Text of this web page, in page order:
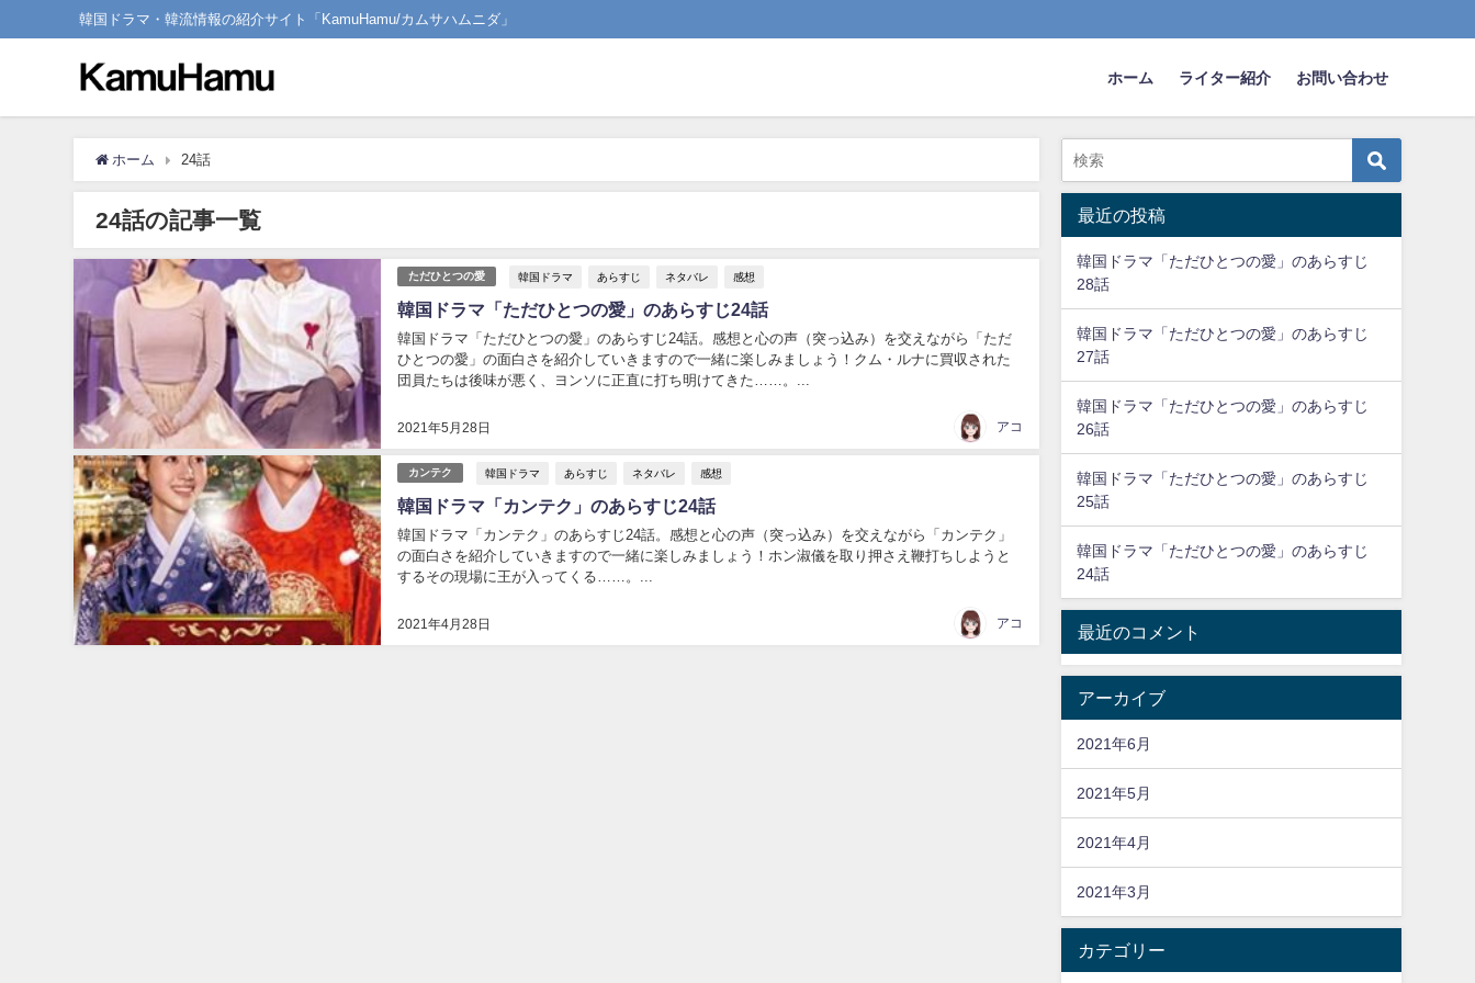
韓国ドラマ・韓流情報の紹介サイト「KamuHamu/カムサハムニダ」
ホーム ライター紹介 お問い合わせ
ホーム 24話
24話の記事一覧
ただひとつの愛 韓国ドラマ あらすじ ネタバレ 感想
韓国ドラマ「ただひとつの愛」のあらすじ24話
2021年5月28日
韓国ドラマ「ただひとつの愛」のあらすじ24話。感想と心の声（突っ込み）を交えながら「ただ
ひとつの愛」の面白さを紹介していきますので一緒に楽しみましょう！クム・ルナに買収された
団員たちは後味が悪く、ヨンソに正直に打ち明けてきた……。...
アコ
カンテク 韓国ドラマ あらすじ ネタバレ 感想
韓国ドラマ「カンテク」のあらすじ24話
2021年4月28日
韓国ドラマ「カンテク」のあらすじ24話。感想と心の声（突っ込み）を交えながら「カンテク」
の面白さを紹介していきますので一緒に楽しみましょう！ホン淑儀を取り押さえ鞭打ちしようと
するその現場に王が入ってくる……。...
アコ
最近の投稿
韓国ドラマ「ただひとつの愛」のあらすじ
28話
韓国ドラマ「ただひとつの愛」のあらすじ
27話
韓国ドラマ「ただひとつの愛」のあらすじ
26話
韓国ドラマ「ただひとつの愛」のあらすじ
25話
韓国ドラマ「ただひとつの愛」のあらすじ
24話
最近のコメント
アーカイブ
2021年6月
2021年5月
2021年4月
2021年3月
カテゴリー